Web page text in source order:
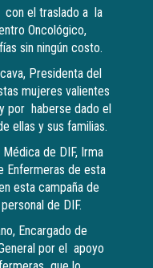
con el traslado a la
Oncológico,
sin ningún costo.
Presidenta del
mujeres valientes
por haberse dado el
ellas y sus familias.
de DIF, Irma
Enfermeras de esta
esta campaña de
de DIF.
Encargado de
por el apoyo